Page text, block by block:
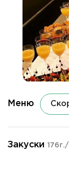
Меню
Закуски